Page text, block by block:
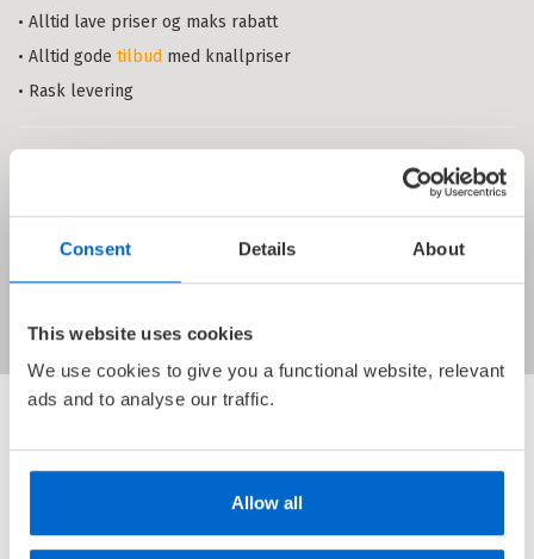
Consent Details About
This website uses cookies
We use cookies to give you a functional website, relevant
ads and to analyse our traffic.
Allow all
• Alltid lave priser og maks rabatt
• Alltid gode tilbud med knallpriser
• Rask levering
• Gratis medlemsblad
• Alderstilpasset bokutvalg